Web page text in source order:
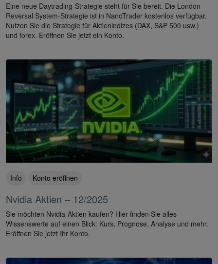
Eine neue Daytrading-Strategie steht für Sie bereit. Die London
Reversal System-Strategie ist in NanoTrader kostenlos verfügbar.
Nutzen Sie die Strategie für Aktienindizes (DAX, S&P 500 usw.)
und forex. Eröffnen Sie jetzt ein Konto.
Info Konto eröffnen
Nvidia Aktien – 12/2025
Sie möchten Nvidia-Aktien kaufen? Hier finden Sie alles
Wissenswerte auf einen Blick: Kurs, Prognose, Analyse und mehr.
Eröffnen Sie jetzt Ihr Konto.